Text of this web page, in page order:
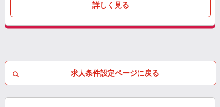
詳しく見る
求人条件設定ページに戻る